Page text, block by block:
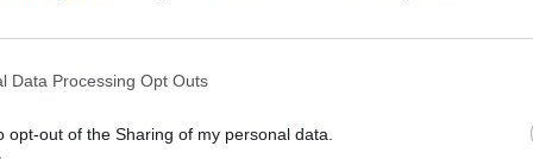
Data Processing Opt Outs
opt-out of the Sharing of my personal data.
al candidat postconvergent que actualment la
si bé va exhibir molta ambició a l’hora de dibuixar
del dia a dia de la ciutat i manca d’experiència política,
debat.Amb tot va mostrar un to molt més conciliador